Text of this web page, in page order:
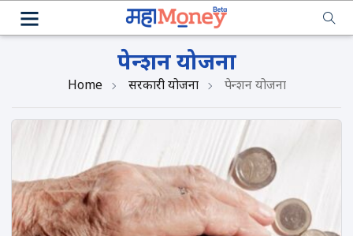
पेन्शन योजना
Home सरकारी योजना पेन्शन योजना